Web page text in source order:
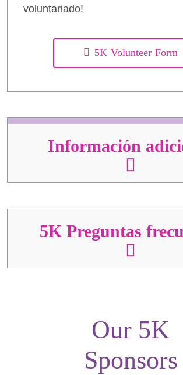
voluntariado!
5K Volunteer Form
Información
5K Preguntas
Our 5K
Sponsors